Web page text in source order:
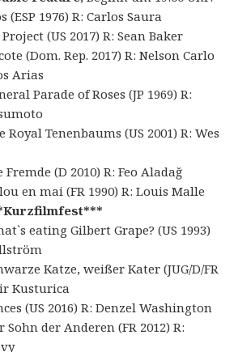
(ESP 1976) R: Carlos Saura
(US 2017) R: Sean Baker
(Dom. Rep. 2017) R: Nelson Carlo
Arias
Parade of Roses (JP 1969) R:
Royal Tenenbaums (US 2001) R: Wes
Fremde (D 2010) R: Feo Aladağ
en mai (FR 1990) R: Louis Malle
eating Gilbert Grape? (US 1993)
Katze, weißer Kater (JUG/D/FR
Kusturica
(US 2016) R: Denzel Washington
Sohn der Anderen (FR 2012) R: